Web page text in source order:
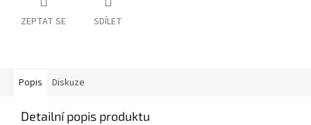
ZEPTAT SE SDÍLET
Popis Diskuze
Detailní popis produktu